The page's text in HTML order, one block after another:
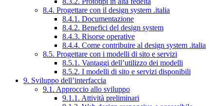
8.4. Progettare con il design system .italia
8.4.1. Documentazione
8.4.2. Benefici del design system
8.4.3. Risorse operative
8.4.4. Come contribuire al design system .italia
8.5. Progettare con i modelli di sito e servizi
8.5.1. Vantaggi dell’utilizzo dei modelli
8.5.2. I modelli di sito e servizi disponibili
9. Sviluppo dell’interfaccia
9.1. Approccio allo sviluppo
9.1.1. Attività preliminari